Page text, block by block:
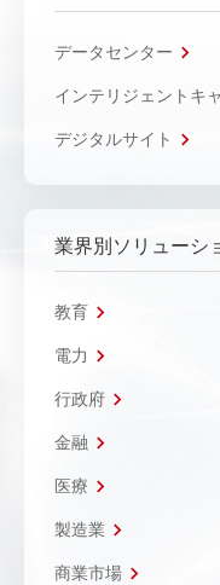
データセンター
インテリジェントキ
デジタルサイト
業界別ソリューシ
教育
電力
行政府
金融
医療
製造業
商業市場